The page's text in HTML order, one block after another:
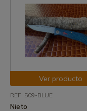
Ver producto
REF: 509-BLUE
Nieto